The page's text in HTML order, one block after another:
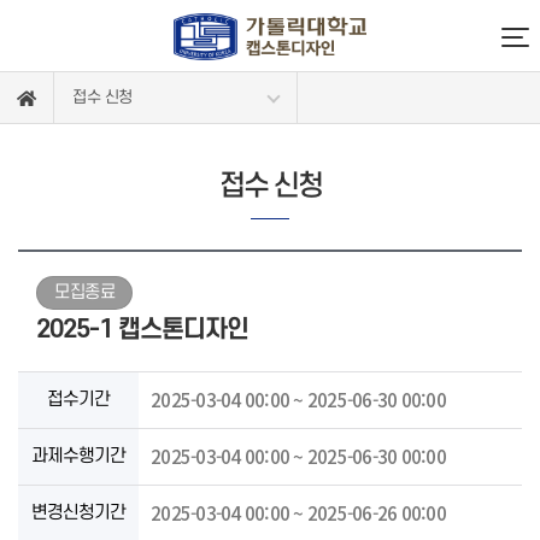
접수 신청
접수 신청
모집종료
2025-1 캡스톤디자인
접수기간 2025-03-04 00:00 ~ 2025-06-30 00:00
과제수행기간 2025-03-04 00:00 ~ 2025-06-30 00:00
변경신청기간 2025-03-04 00:00 ~ 2025-06-26 00:00